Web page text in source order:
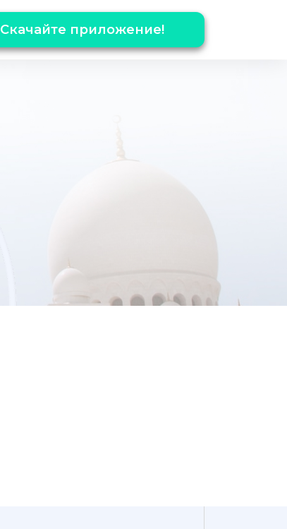
Скачайте приложение!